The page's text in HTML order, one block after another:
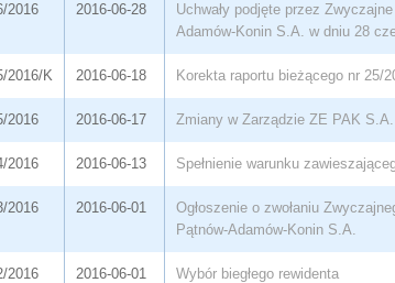
2016 2016-06-28
Uchwały podjęte przez
Adamów-Konin S.A. w dniu 28
2016/K 2016-06-18 Korekta raportu bieżącego nr 25/
2016 2016-06-17 Zmiany w Zarządzie ZE PAK S.A.
2016 2016-06-13 Spełnienie warunku
2016 2016-06-01
Ogłoszenie o zwołaniu
Pątnów-Adamów-Konin S.A.
2016 2016-06-01 Wybór biegłego rewidenta